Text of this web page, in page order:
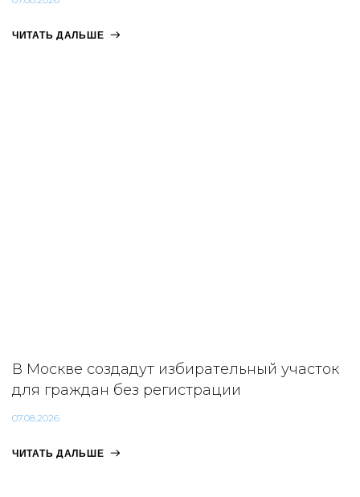
ЧИТАТЬ ДАЛЬШЕ
В Москве создадут избирательный участок
для граждан без регистрации
07.08.2026
ЧИТАТЬ ДАЛЬШЕ